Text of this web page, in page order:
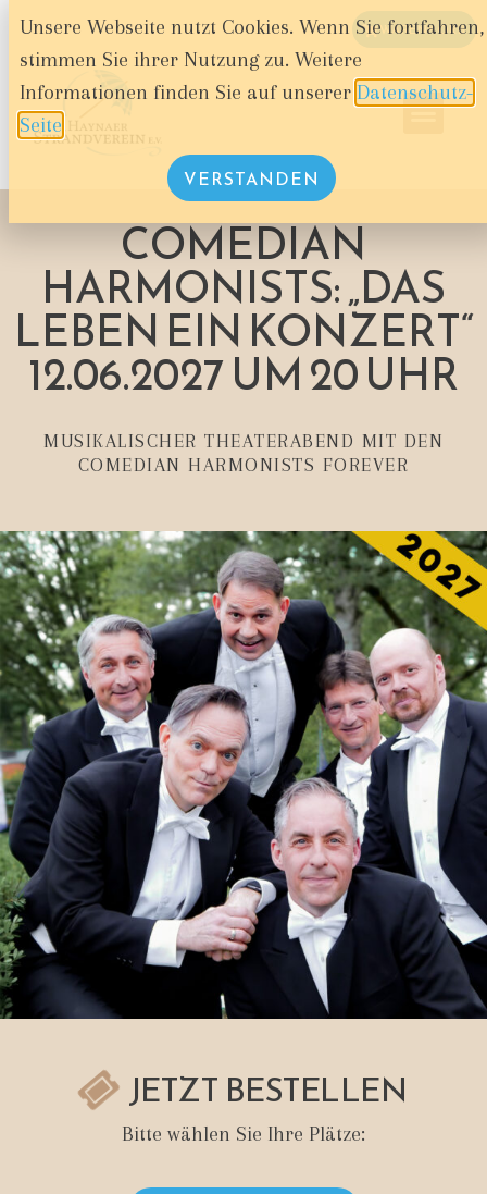
WARENKORB
COMEDIAN
HARMONISTS: „DAS
LEBEN EIN KONZERT“
12.06.2027 UM 20 UHR
MUSIKALISCHER THEATERABEND MIT DEN
COMEDIAN HARMONISTS FOREVER
JETZT BESTELLEN
Bitte wählen Sie Ihre Plätze:
Unsere Webseite nutzt Cookies. Wenn Sie fortfahren,
stimmen Sie ihrer Nutzung zu. Weitere
Informationen finden Sie auf unserer Datenschutz-
Seite
VERSTANDEN